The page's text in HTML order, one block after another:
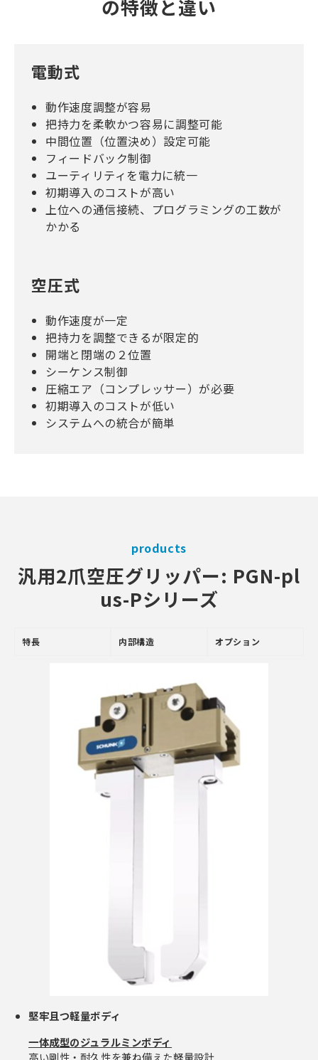
の特徴と違い
電動式
動作速度調整が容易
把持力を柔軟かつ容易に調整可能
中間位置（位置決め）設定可能
フィードバック制御
ユーティリティを電力に統一
初期導入のコストが高い
上位への通信接続、プログラミングの工数が
かかる
空圧式
動作速度が一定
把持力を調整できるが限定的
開端と閉端の２位置
シーケンス制御
圧縮エア（コンプレッサー）が必要
初期導入のコストが低い
システムへの統合が簡単
products
汎用2爪空圧グリッパー: PGN-pl
us-Pシリーズ
特長 内部構造 オプション
堅牢且つ軽量ボディ
一体成型のジュラルミンボディ